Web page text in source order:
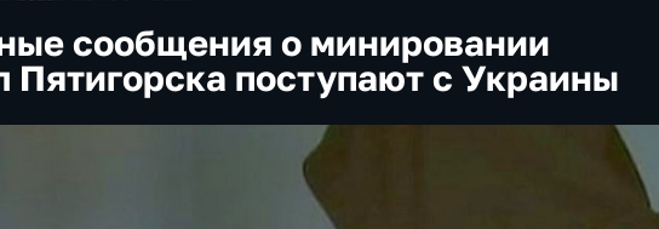
сообщения о минировании
Пятигорска поступают с Украины